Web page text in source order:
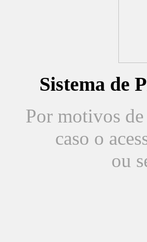
Sistema de
Por motivos de
caso o
ou